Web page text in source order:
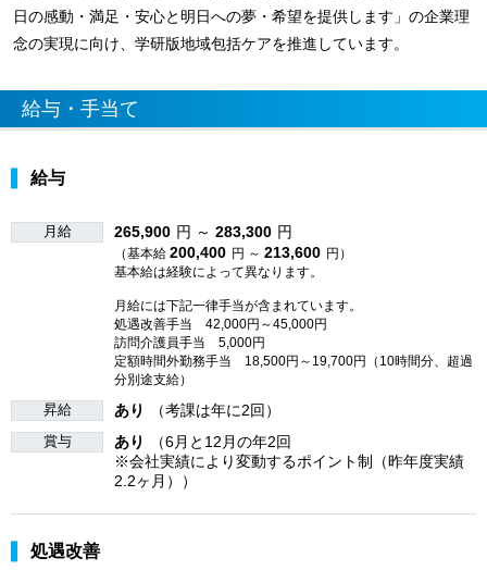
日の感動・満足・安心と明日への夢・希望を提供します」の企業理
念の実現に向け、学研版地域包括ケアを推進しています。
給与・手当て
給与
月給 265,900 円 ～ 283,300 円
（基本給 200,400 円 ～ 213,600 円）
基本給は経験によって異なります。
月給には下記一律手当が含まれています。
処遇改善手当 42,000円～45,000円
訪問介護員手当 5,000円
定額時間外勤務手当 18,500円～19,700円（10時間分、超過
分別途支給）
昇給 あり （考課は年に2回）
賞与 あり
（6月と12月の年2回
※会社実績により変動するポイント制（昨年度実績
2.2ヶ月））
処遇改善